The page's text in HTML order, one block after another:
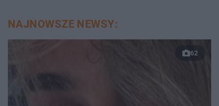
NAJNOWSZE NEWSY:
62